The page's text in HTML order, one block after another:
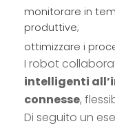
monitorare in
produttive;
ottimizzare i
I robot
intelligenti
connesse,
Di seguito un